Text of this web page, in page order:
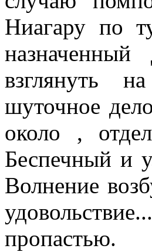
Ниагару по
взглянуть
шуточное
около ,
Беспечный и
Волнение
пропастью.